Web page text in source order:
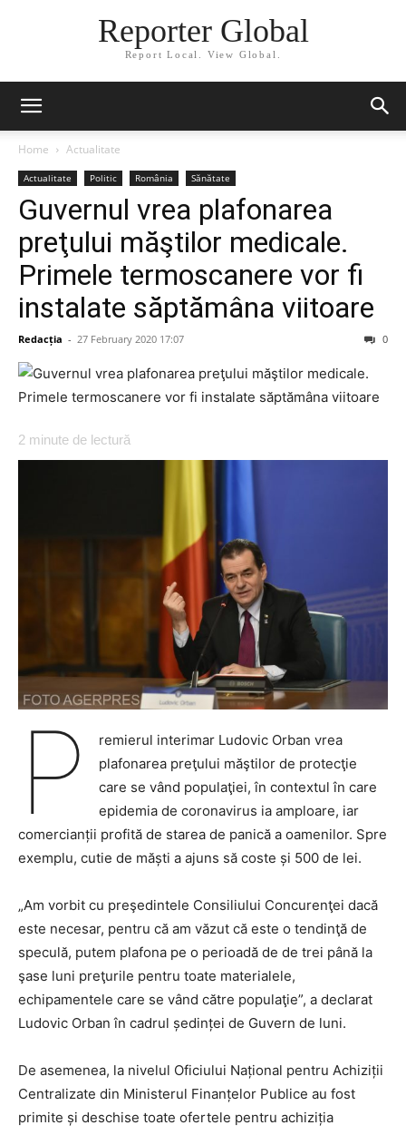
Reporter Global
Report Local. View Global.
Home Actualitate
Actualitate Politic România Sănătate
Guvernul vrea plafonarea
preţului măştilor medicale.
Primele termoscanere vor fi
instalate săptămâna viitoare
Redacția - 27 February 2020 17:07 0
2 minute de lectură
P
remierul interimar Ludovic Orban vrea
plafonarea preţului măştilor de protecţie
care se vând populaţiei, în contextul în care
epidemia de coronavirus ia amploare, iar
comercianții profită de starea de panică a oamenilor. Spre
exemplu, cutie de măști a ajuns să coste și 500 de lei.
„Am vorbit cu preşedintele Consiliului Concurenţei dacă
este necesar, pentru că am văzut că este o tendinţă de
speculă, putem plafona pe o perioadă de de trei până la
şase luni preţurile pentru toate materialele,
echipamentele care se vând către populaţie”, a declarat
Ludovic Orban în cadrul ședinței de Guvern de luni.
De asemenea, la nivelul Oficiului Național pentru Achiziții
Centralizate din Ministerul Finanțelor Publice au fost
primite și deschise toate ofertele pentru achiziția